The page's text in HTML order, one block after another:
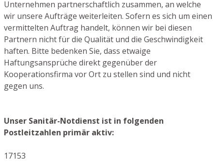
Unternehmen partnerschaftlich zusammen, an welche
wir unsere Aufträge weiterleiten. Sofern es sich um einen
vermittelten Auftrag handelt, können wir bei diesen
Partnern nicht für die Qualität und die Geschwindigkeit
haften. Bitte bedenken Sie, dass etwaige
Haftungsansprüche direkt gegenüber der
Kooperationsfirma vor Ort zu stellen sind und nicht
gegen uns.
Unser Sanitär-Notdienst ist in folgenden
Postleitzahlen primär aktiv:
17153